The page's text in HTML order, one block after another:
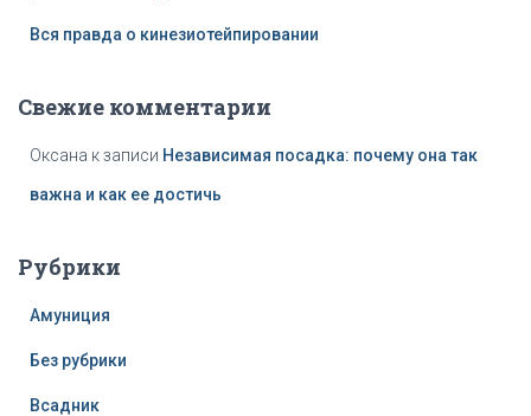
Вся правда о кинезиотейпировании
Свежие комментарии
Оксана к записи Независимая посадка: почему она так
важна и как ее достичь
Рубрики
Амуниция
Без рубрики
Всадник